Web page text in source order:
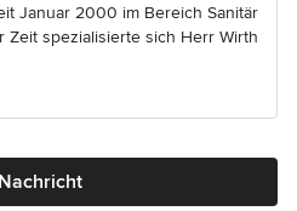
Januar 2000 im Bereich Sanitär
Zeit spezialisierte sich Herr Wirth
Nachricht